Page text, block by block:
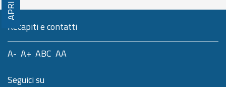
APRI
Recapiti e contatti
A- A+ ABC AA
Seguici su